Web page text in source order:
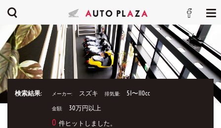
検索結果: メーカー: スズキ 排気量: 51〜110cc
金額: 30万円以上
0 件ヒットしました。